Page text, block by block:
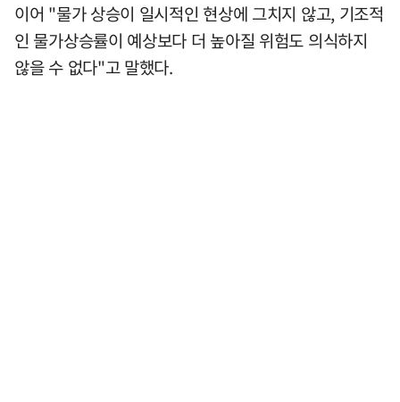
이어 "물가 상승이 일시적인 현상에 그치지 않고, 기조적
인 물가상승률이 예상보다 더 높아질 위험도 의식하지
않을 수 없다"고 말했다.